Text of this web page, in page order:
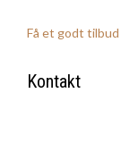
Få et godt tilbud
Kontakt